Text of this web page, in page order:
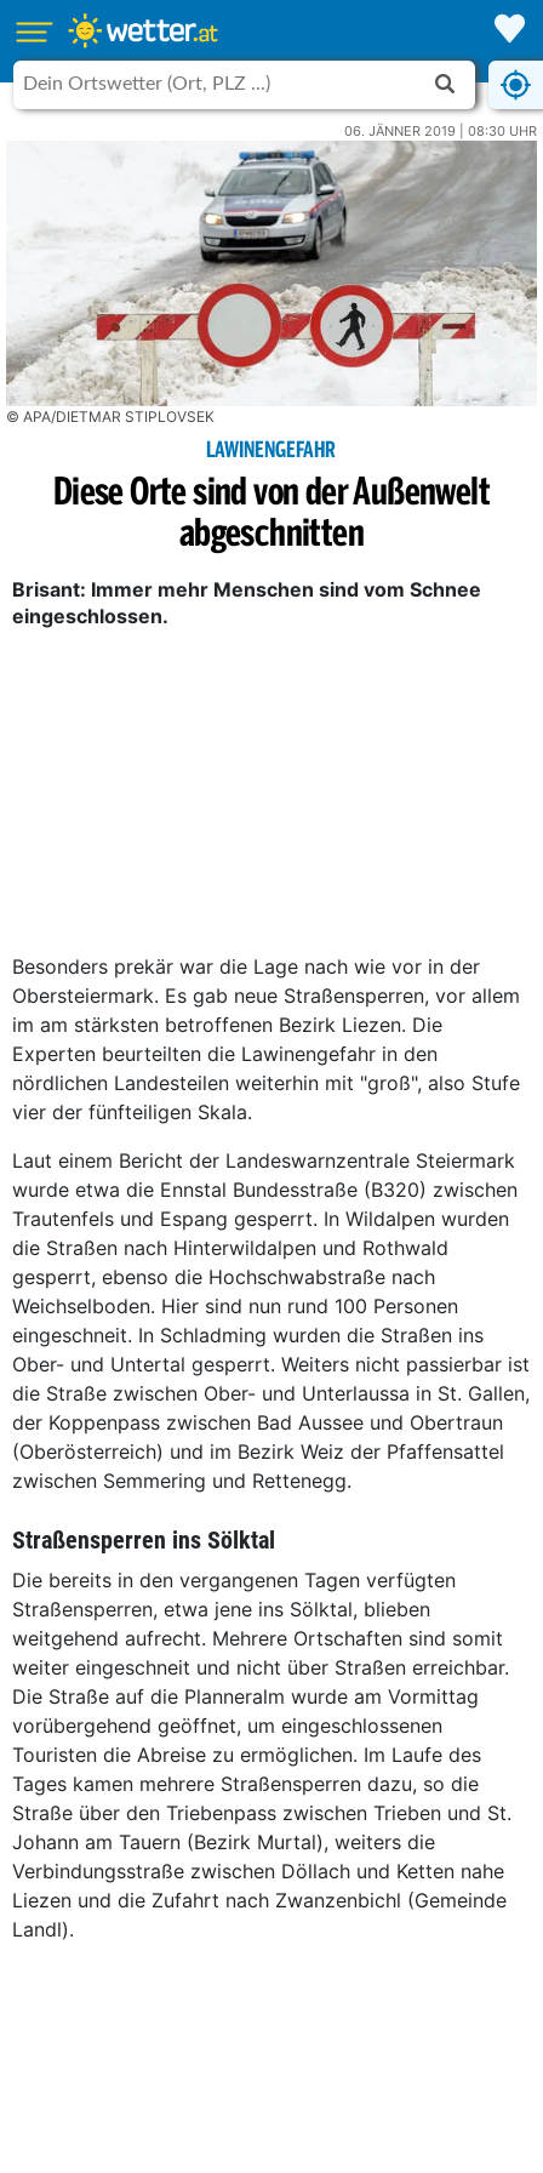
06. JÄNNER 2019 | 08:30 UHR
© APA/DIETMAR STIPLOVSEK
LAWINENGEFAHR
Diese Orte sind von der Außenwelt
abgeschnitten
Brisant: Immer mehr Menschen sind vom Schnee
eingeschlossen.
Besonders prekär war die Lage nach wie vor in der
Obersteiermark. Es gab neue Straßensperren, vor allem
im am stärksten betroffenen Bezirk Liezen. Die
Experten beurteilten die Lawinengefahr in den
nördlichen Landesteilen weiterhin mit "groß", also Stufe
vier der fünfteiligen Skala.
Laut einem Bericht der Landeswarnzentrale Steiermark
wurde etwa die Ennstal Bundesstraße (B320) zwischen
Trautenfels und Espang gesperrt. In Wildalpen wurden
die Straßen nach Hinterwildalpen und Rothwald
gesperrt, ebenso die Hochschwabstraße nach
Weichselboden. Hier sind nun rund 100 Personen
eingeschneit. In Schladming wurden die Straßen ins
Ober- und Untertal gesperrt. Weiters nicht passierbar ist
die Straße zwischen Ober- und Unterlaussa in St. Gallen,
der Koppenpass zwischen Bad Aussee und Obertraun
(Oberösterreich) und im Bezirk Weiz der Pfaffensattel
zwischen Semmering und Rettenegg.
Straßensperren ins Sölktal
Die bereits in den vergangenen Tagen verfügten
Straßensperren, etwa jene ins Sölktal, blieben
weitgehend aufrecht. Mehrere Ortschaften sind somit
weiter eingeschneit und nicht über Straßen erreichbar.
Die Straße auf die Planneralm wurde am Vormittag
vorübergehend geöffnet, um eingeschlossenen
Touristen die Abreise zu ermöglichen. Im Laufe des
Tages kamen mehrere Straßensperren dazu, so die
Straße über den Triebenpass zwischen Trieben und St.
Johann am Tauern (Bezirk Murtal), weiters die
Verbindungsstraße zwischen Döllach und Ketten nahe
Liezen und die Zufahrt nach Zwanzenbichl (Gemeinde
Landl).